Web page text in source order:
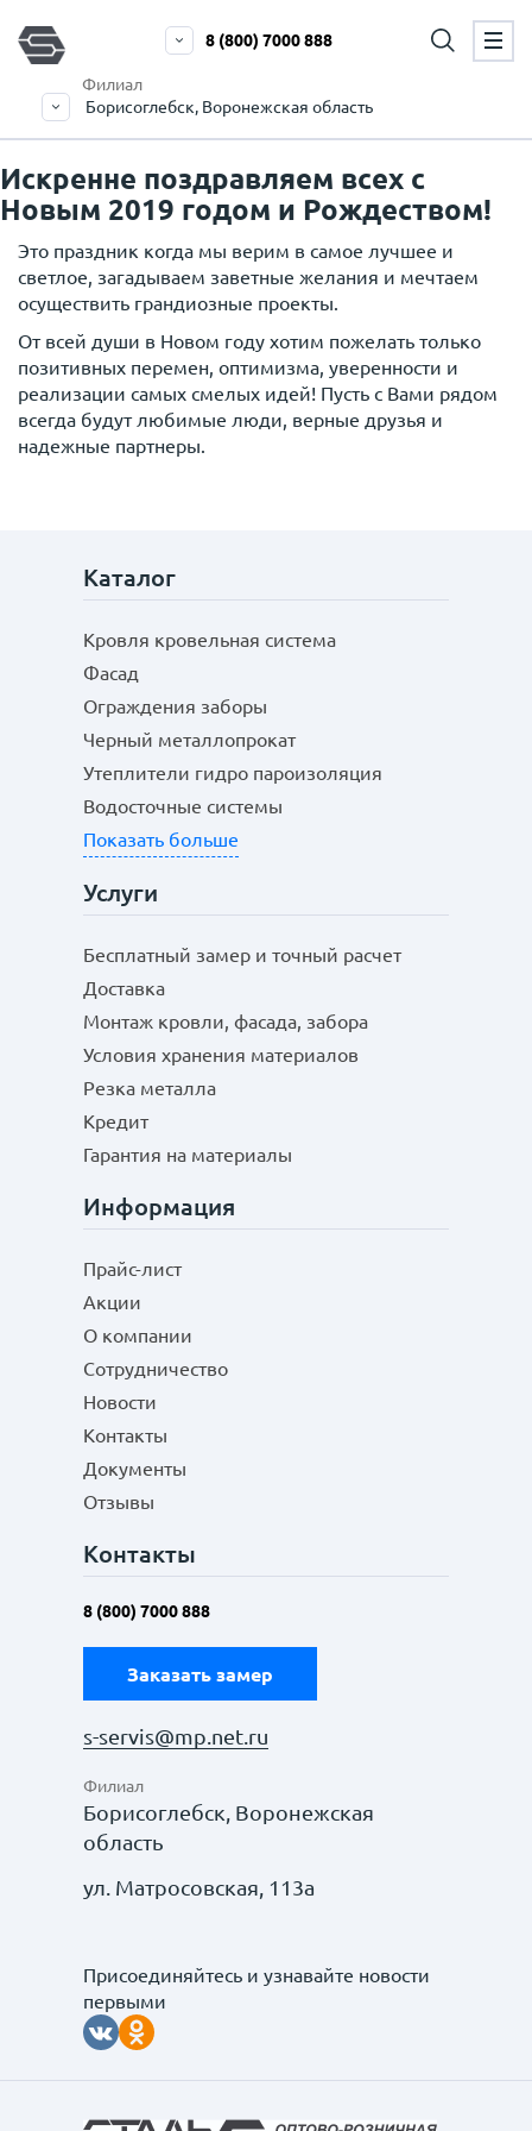
Филиал
Борисоглебск, Воронежская область
8 (800) 7000 888
Искренне поздравляем всех с
Новым 2019 годом и Рождеством!
Это праздник когда мы верим в самое лучшее и
светлое, загадываем заветные желания и мечтаем
осуществить грандиозные проекты.
От всей души в Новом году хотим пожелать только
позитивных перемен, оптимизма, уверенности и
реализации самых смелых идей! Пусть с Вами рядом
всегда будут любимые люди, верные друзья и
надежные партнеры.
Каталог
Кровля кровельная система
Фасад
Ограждения заборы
Черный металлопрокат
Утеплители гидро пароизоляция
Водосточные системы
Показать больше
Услуги
Бесплатный замер и точный расчет
Доставка
Монтаж кровли, фасада, забора
Условия хранения материалов
Резка металла
Кредит
Гарантия на материалы
Информация
Прайс-лист
Акции
О компании
Сотрудничество
Новости
Контакты
Документы
Отзывы
Контакты
8 (800) 7000 888
Заказать замер
s-servis@mp.net.ru
Филиал
Борисоглебск, Воронежская
область
ул. Матросовская, 113а
Присоединяйтесь и узнавайте новости
первыми